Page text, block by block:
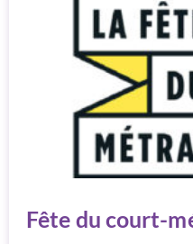
Fête du court-